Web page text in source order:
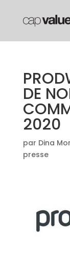
DE
2020
par Dina
presse